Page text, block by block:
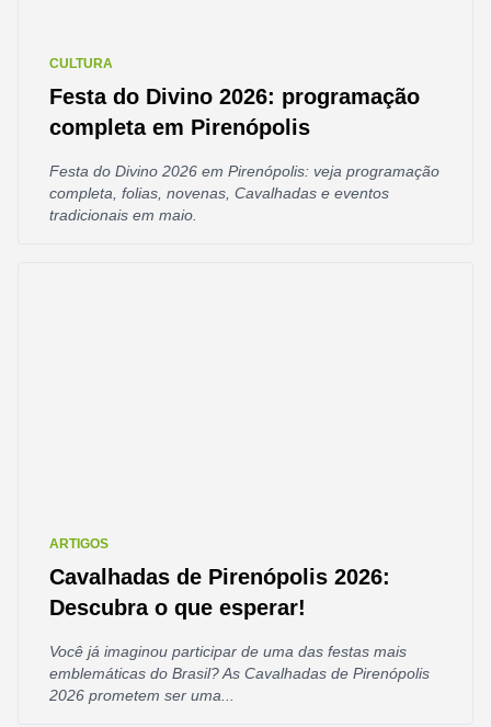
CULTURA
Festa do Divino 2026: programação
completa em Pirenópolis
Festa do Divino 2026 em Pirenópolis: veja programação
completa, folias, novenas, Cavalhadas e eventos
tradicionais em maio.
ARTIGOS
Cavalhadas de Pirenópolis 2026:
Descubra o que esperar!
Você já imaginou participar de uma das festas mais
emblemáticas do Brasil? As Cavalhadas de Pirenópolis
2026 prometem ser uma...